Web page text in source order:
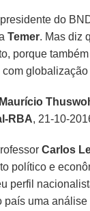
do
Temer. Mas diz
porque também
Maurício
RBA, 21-10-
Carlos
político e
perfil
país uma